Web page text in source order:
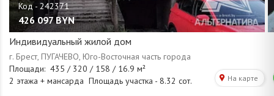
426 097 BYN
Индивидуальный жилой дом